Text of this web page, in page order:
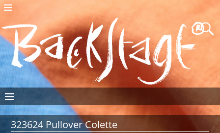
323624 Pullover Colette